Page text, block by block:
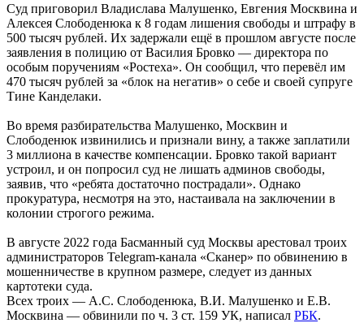
Суд приговорил Владислава Малушенко, Евгения Москвина и
Алексея Слободенюка к 8 годам лишения свободы и штрафу в
500 тысяч рублей. Их задержали ещё в прошлом августе после
заявления в полицию от Василия Бровко — директора по
особым поручениям «Ростеха». Он сообщил, что перевёл им
470 тысяч рублей за «блок на негатив» о себе и своей супруге
Тине Канделаки.
Во время разбирательства Малушенко, Москвин и
Слободенюк извинились и признали вину, а также заплатили
3 миллиона в качестве компенсации. Бровко такой вариант
устроил, и он попросил суд не лишать админов свободы,
заявив, что «ребята достаточно пострадали». Однако
прокуратура, несмотря на это, настаивала на заключении в
колонии строгого режима.
В августе 2022 года Басманный суд Москвы арестовал троих
администраторов Telegram-канала «Сканер» по обвинению в
мошенничестве в крупном размере, следует из данных
картотеки суда.
Всех троих — А.С. Слободенюка, В.И. Малушенко и Е.В.
Москвина — обвинили по ч. 3 ст. 159 УК, написал РБК.